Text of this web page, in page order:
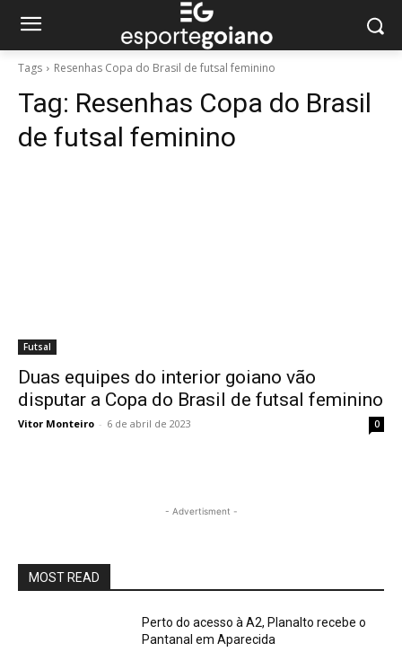
Tags Resenhas Copa do Brasil de futsal feminino
Tag: Resenhas Copa do Brasil
de futsal feminino
Futsal
Duas equipes do interior goiano vão
disputar a Copa do Brasil de futsal feminino
Vitor Monteiro - 6 de abril de 2023 0
- Advertisment -
MOST READ
Perto do acesso à A2, Planalto recebe o
Pantanal em Aparecida